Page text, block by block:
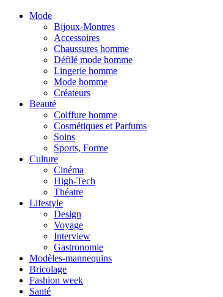
Mode
Bijoux-Montres
Accessoires
Chaussures homme
Défilé mode homme
Lingerie homme
Mode homme
Créateurs
Beauté
Coiffure homme
Cosmétiques et Parfums
Soins
Sports, Forme
Culture
Cinéma
High-Tech
Théatre
Lifestyle
Design
Voyage
Interview
Gastronomie
Modèles-mannequins
Bricolage
Fashion week
Santé